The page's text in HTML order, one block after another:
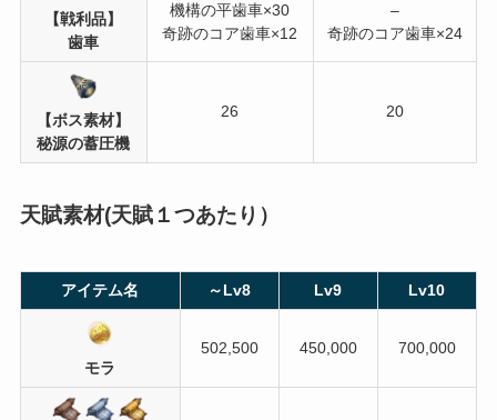
【戦利品】
歯車
機構の平歯車×30
奇跡のコア歯車×12
–
奇跡のコア歯車×24
【ボス素材】
秘源の蓄圧機
26 20
天賦素材(天賦１つあたり）
アイテム名 ～Lv8 Lv9 Lv10
モラ
502,500 450,000 700,000